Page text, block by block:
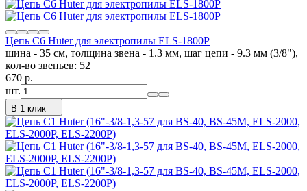
Цепь C6 Huter для электропилы ELS-1800P
шина - 35 см, толщина звена - 1.3 мм, шаг цепи - 9.3 мм (3/8"),
кол-во звеньев: 52
670 p.
шт.
В 1 клик